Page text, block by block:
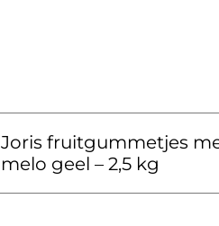
Joris fruitgummetjes
melo geel – 2,5 kg